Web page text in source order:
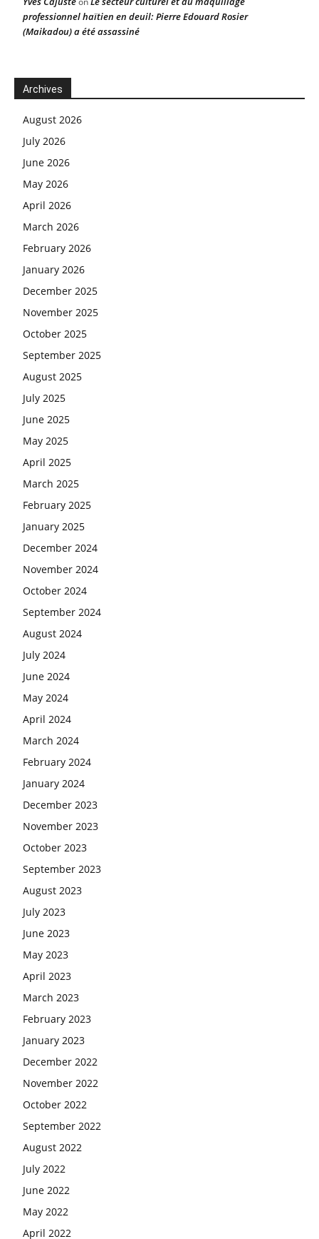
professionnel haïtien en deuil: Pierre Edouard Rosier
(Maikadou) a été assassiné
Archives
August 2026
July 2026
June 2026
May 2026
April 2026
March 2026
February 2026
January 2026
December 2025
November 2025
October 2025
September 2025
August 2025
July 2025
June 2025
May 2025
April 2025
March 2025
February 2025
January 2025
December 2024
November 2024
October 2024
September 2024
August 2024
July 2024
June 2024
May 2024
April 2024
March 2024
February 2024
January 2024
December 2023
November 2023
October 2023
September 2023
August 2023
July 2023
June 2023
May 2023
April 2023
March 2023
February 2023
January 2023
December 2022
November 2022
October 2022
September 2022
August 2022
July 2022
June 2022
May 2022
April 2022